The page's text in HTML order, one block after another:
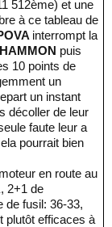
512ème) et une
à ce tableau de
interrompt la
HAMMON puis
10 points de
un
un instant
décoller de leur
faute leur a
pourrait bien
en route au
, 2+1 de
de fusil: 36-33,
plutôt efficaces à